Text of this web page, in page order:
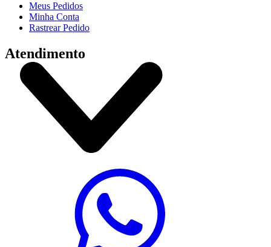
Meus Pedidos
Minha Conta
Rastrear Pedido
Atendimento